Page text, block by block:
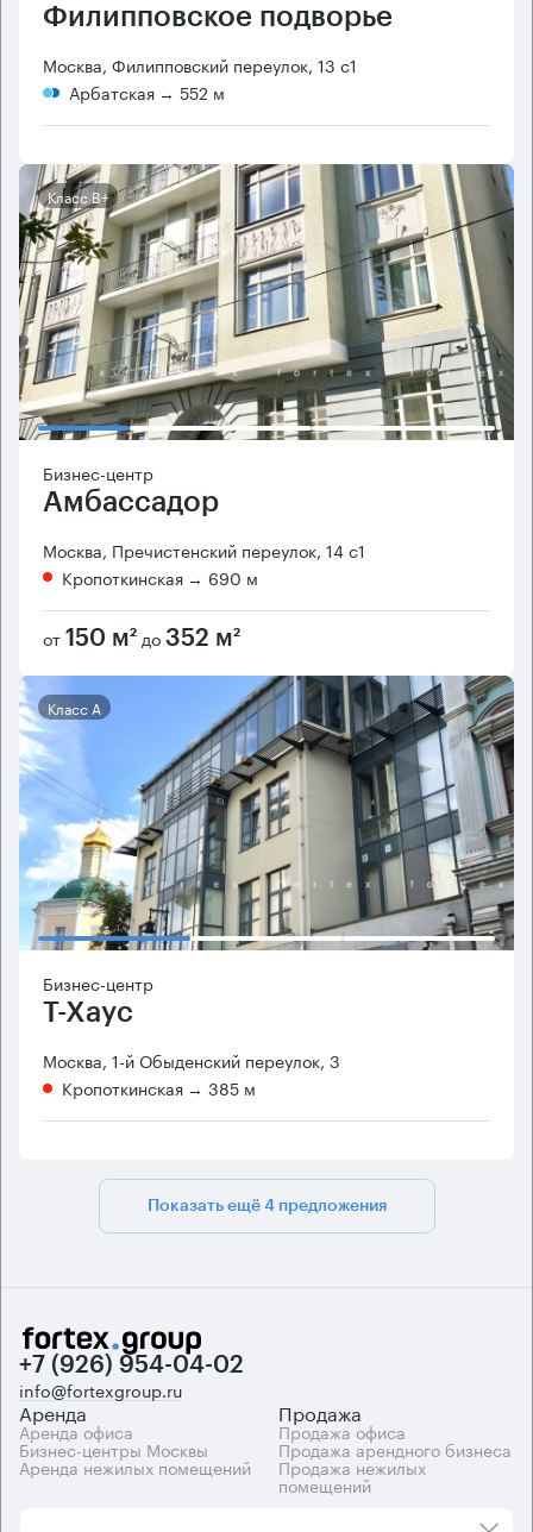
Филипповское подворье
Москва, Филипповский переулок, 13 с1
Арбатская → 552 м
Класс B+
Бизнес-центр
Амбассадор
Москва, Пречистенский переулок, 14 с1
Кропоткинская → 690 м
от 150 м² до 352 м²
Класс А
Бизнес-центр
Т-Хаус
Москва, 1-й Обыденский переулок, 3
Кропоткинская → 385 м
Показать ещё 4 предложения
+7 (926) 954-04-02
info@fortexgroup.ru
Аренда
Аренда офиса
Бизнес-центры Москвы
Аренда нежилых помещений
Продажа
Продажа офиса
Продажа арендного бизнеса
Продажа нежилых
помещений